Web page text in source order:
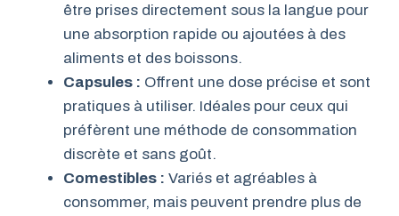
être prises directement sous la langue pour
une absorption rapide ou ajoutées à des
aliments et des boissons.
Capsules : Offrent une dose précise et sont
pratiques à utiliser. Idéales pour ceux qui
préfèrent une méthode de consommation
discrète et sans goût.
Comestibles : Variés et agréables à
consommer, mais peuvent prendre plus de